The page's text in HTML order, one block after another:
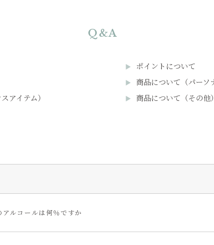
Q&A
ポイントについて
商品について（パーソ
アイテム）
商品について（その他）
ルコールは何％ですか